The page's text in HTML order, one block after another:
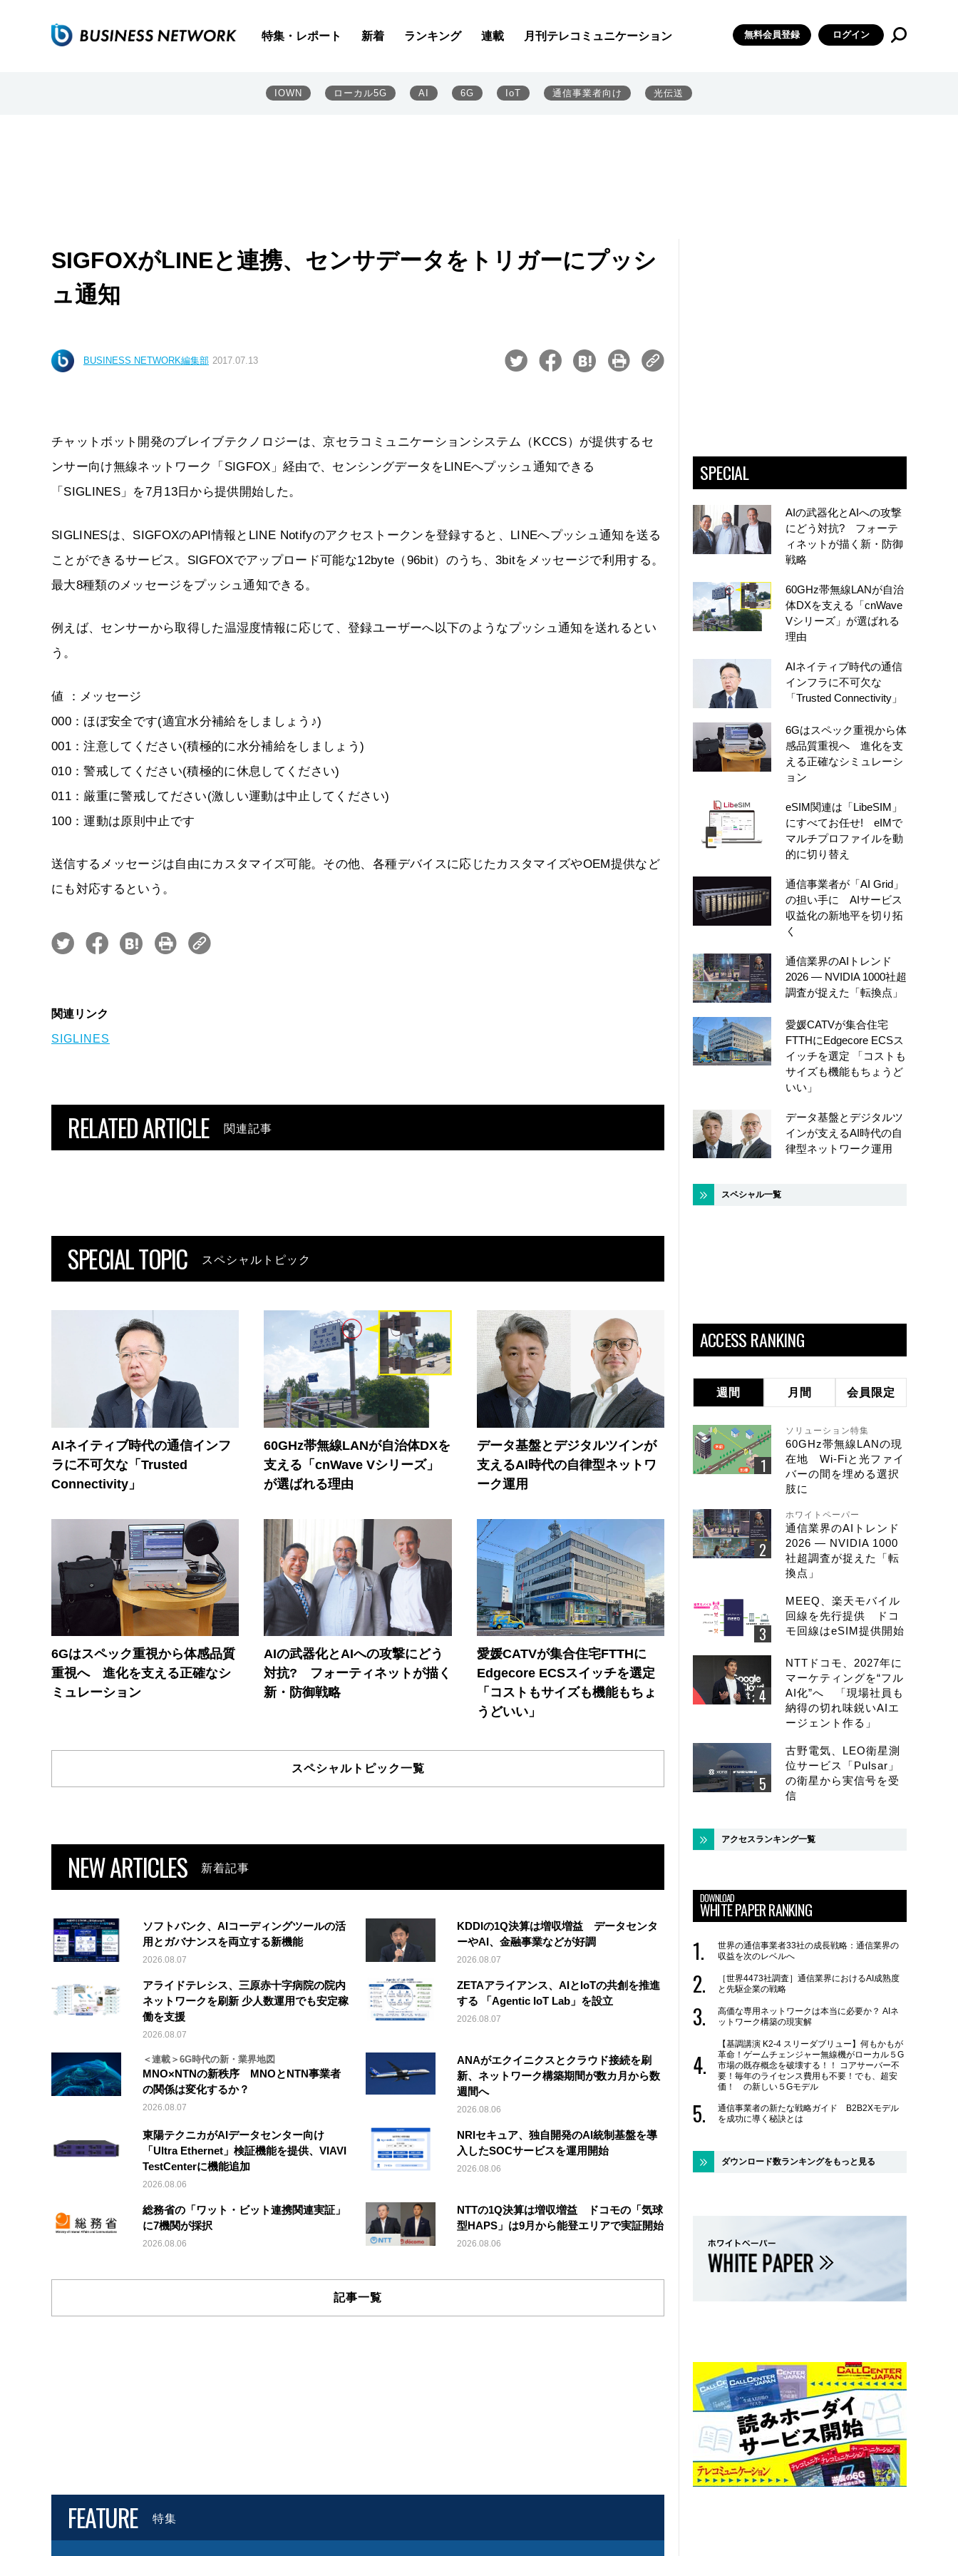
特集・レポート 新着 ランキング 連載 月刊テレコミュニケーション 無料会員登録 ログイン
IOWN ローカル5G AI 6G IoT 通信事業者向け 光伝送
SIGFOXがLINEと連携、センサデータをトリガーにプッシ
ュ通知
BUSINESS NETWORK編集部 2017.07.13
チャットボット開発のブレイブテクノロジーは、京セラコミュニケーションシステム（KCCS）が提供するセ
ンサー向け無線ネットワーク「SIGFOX」経由で、センシングデータをLINEへプッシュ通知できる
「SIGLINES」を7月13日から提供開始した。
SIGLINESは、SIGFOXのAPI情報とLINE Notifyのアクセストークンを登録すると、LINEへプッシュ通知を送る
ことができるサービス。SIGFOXでアップロード可能な12byte（96bit）のうち、3bitをメッセージで利用する。
最大8種類のメッセージをプッシュ通知できる。
例えば、センサーから取得した温湿度情報に応じて、登録ユーザーへ以下のようなプッシュ通知を送れるとい
う。
値 ：メッセージ
000：ほぼ安全です(適宜水分補給をしましょう♪)
001：注意してください(積極的に水分補給をしましょう)
010：警戒してください(積極的に休息してください)
011：厳重に警戒してださい(激しい運動は中止してください)
100：運動は原則中止です
送信するメッセージは自由にカスタマイズ可能。その他、各種デバイスに応じたカスタマイズやOEM提供など
にも対応するという。
関連リンク
SIGLINES
RELATED ARTICLE 関連記事
SPECIAL TOPIC スペシャルトピック
AIネイティブ時代の通信インフ
ラに不可欠な「Trusted
Connectivity」
60GHz帯無線LANが自治体DXを
支える「cnWave Vシリーズ」
が選ばれる理由
データ基盤とデジタルツインが
支えるAI時代の自律型ネットワ
ーク運用
6Gはスペック重視から体感品質
重視へ 進化を支える正確なシ
ミュレーション
AIの武器化とAIへの攻撃にどう
対抗? フォーティネットが描く
新・防御戦略
愛媛CATVが集合住宅FTTHに
Edgecore ECSスイッチを選定
「コストもサイズも機能もちょ
うどいい」
スペシャルトピック一覧
NEW ARTICLES 新着記事
ソフトバンク、AIコーディングツールの活
用とガバナンスを両立する新機能
2026.08.07
KDDIの1Q決算は増収増益 データセンタ
ーやAI、金融事業などが好調
2026.08.07
アライドテレシス、三原赤十字病院の院内
ネットワークを刷新 少人数運用でも安定稼
働を支援
2026.08.07
ZETAアライアンス、AIとIoTの共創を推進
する 「Agentic IoT Lab」を設立
2026.08.07
＜連載＞6G時代の新・業界地図
MNO×NTNの新秩序 MNOとNTN事業者
の関係は変化するか？
2026.08.07
ANAがエクイニクスとクラウド接続を刷
新、ネットワーク構築期間が数カ月から数
週間へ
2026.08.06
東陽テクニカがAIデータセンター向け
「Ultra Ethernet」検証機能を提供、VIAVI
TestCenterに機能追加
2026.08.06
NRIセキュア、独自開発のAI統制基盤を導
入したSOCサービスを運用開始
2026.08.06
総務省の「ワット・ビット連携関連実証」
に7機関が採択
2026.08.06
NTTの1Q決算は増収増益 ドコモの「気球
型HAPS」は9月から能登エリアで実証開始
2026.08.06
記事一覧
FEATURE 特集
SPECIAL
AIの武器化とAIへの攻撃
にどう対抗? フォーテ
ィネットが描く新・防御
戦略
60GHz帯無線LANが自治
体DXを支える「cnWave
Vシリーズ」が選ばれる
理由
AIネイティブ時代の通信
インフラに不可欠な
「Trusted Connectivity」
6Gはスペック重視から体
感品質重視へ 進化を支
える正確なシミュレーシ
ョン
eSIM関連は「LibeSIM」
にすべてお任せ! eIMで
マルチプロファイルを動
的に切り替え
通信事業者が「AI Grid」
の担い手に AIサービス
収益化の新地平を切り拓
く
通信業界のAIトレンド
2026 ― NVIDIA 1000社超
調査が捉えた「転換点」
愛媛CATVが集合住宅
FTTHにEdgecore ECSス
イッチを選定 「コストも
サイズも機能もちょうど
いい」
データ基盤とデジタルツ
インが支えるAI時代の自
律型ネットワーク運用
スペシャル一覧
ACCESS RANKING
週間 月間 会員限定
ソリューション特集
60GHz帯無線LANの現
在地 Wi-Fiと光ファイ
バーの間を埋める選択
肢に
ホワイトペーパー
通信業界のAIトレンド
2026 ― NVIDIA 1000
社超調査が捉えた「転
換点」
MEEQ、楽天モバイル
回線を先行提供 ドコ
モ回線はeSIM提供開始
NTTドコモ、2027年に
マーケティングを“フル
AI化”へ 「現場社員も
納得の切れ味鋭いAIエ
ージェント作る」
古野電気、LEO衛星測
位サービス「Pulsar」
の衛星から実信号を受
信
アクセスランキング一覧
DOWNLOAD
WHITE PAPER RANKING
世界の通信事業者33社の成長戦略：通信業界の
収益を次のレベルへ
［世界4473社調査］通信業界におけるAI成熟度
と先駆企業の戦略
高価な専用ネットワークは本当に必要か？ AIネ
ットワーク構築の現実解
【基調講演 K2-4 スリーダブリュー】何もかもが
革命！ゲームチェンジャー無線機がローカル５G
市場の既存概念を破壊する！！ コアサーバー不
要！毎年のライセンス費用も不要！でも、超安
価！ の新しい５Gモデル
通信事業者の新たな戦略ガイド B2B2Xモデル
を成功に導く秘訣とは
ダウンロード数ランキングをもっと見る